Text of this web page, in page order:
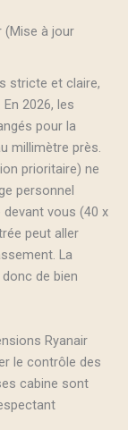
(Mise à jour
stricte et claire,
2026, les
pour la
millimètre près.
prioritaire) ne
personnel
vous (40 x
peut aller
La
de bien
Ryanair
le contrôle des
cabine sont